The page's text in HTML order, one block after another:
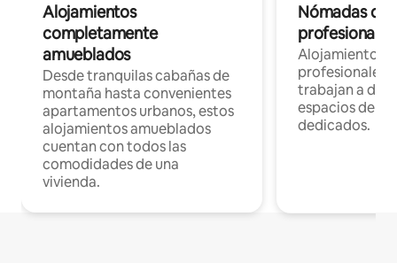
Alojamientos
completamente
amueblados
Desde tranquilas cabañas de
montaña hasta convenientes
apartamentos urbanos, estos
alojamientos amueblados
cuentan con todos las
comodidades de una
vivienda.
Nómadas
Alojamientos
profesionales
trabajan a
espacios de
dedicados.